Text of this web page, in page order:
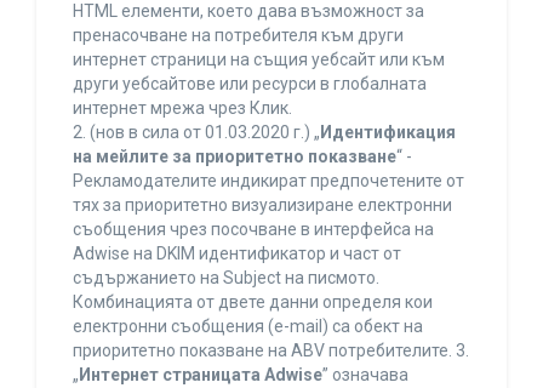
HTML елементи, което дава възможност за
пренасочване на потребителя към други
интернет страници на същия уебсайт или към
други уебсайтове или ресурси в глобалната
интернет мрежа чрез Клик.
2. (нов в сила от 01.03.2020 г.) „ Идентификация
на мейлите за приоритетно показване“ -
Рекламодателите индикират предпочетените от
тях за приоритетно визуализиране електронни
съобщения чрез посочване в интерфейса на
Adwise на DKIM идентификатор и част от
съдържанието на Subject на писмото.
Комбинацията от двете данни определя кои
електронни съобщения (e-mail) са обект на
приоритетно показване на ABV потребителите. 3.
„ Интернет страницата Adwise” означава